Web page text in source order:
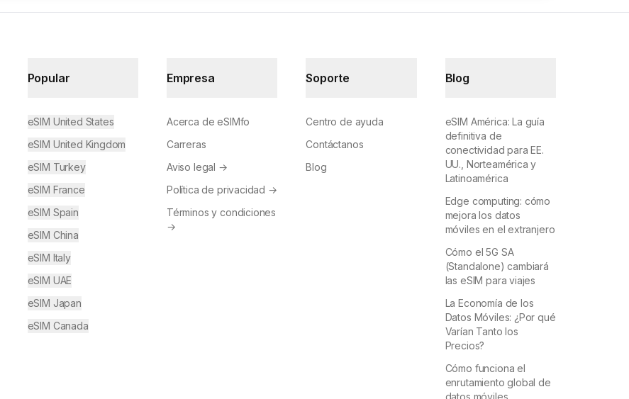
Popular
eSIM United States
eSIM United Kingdom
eSIM Turkey
eSIM France
eSIM Spain
eSIM China
eSIM Italy
eSIM UAE
eSIM Japan
eSIM Canada
Empresa
Acerca de eSIMfo
Carreras
Aviso legal →
Política de privacidad →
Términos y condiciones
→
Soporte
Centro de ayuda
Contáctanos
Blog
Blog
eSIM América: La guía
definitiva de
conectividad para EE.
UU., Norteamérica y
Latinoamérica
Edge computing: cómo
mejora los datos
móviles en el extranjero
Cómo el 5G SA
(Standalone) cambiará
las eSIM para viajes
La Economía de los
Datos Móviles: ¿Por qué
Varían Tanto los
Precios?
Cómo funciona el
enrutamiento global de
datos móviles